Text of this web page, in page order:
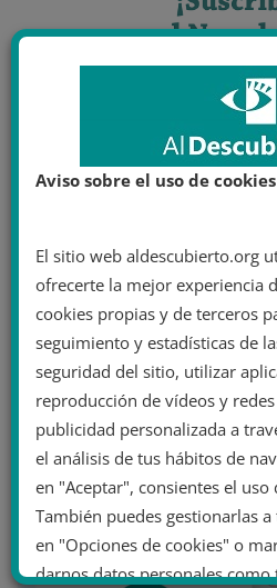
Aviso sobre el uso de cookies
El sitio web aldescubierto.org
ofrecerte la mejor experiencia
cookies propias y de terceros
seguimiento y estadísticas de
seguridad del sitio, utilizar
reproducción de vídeos y
publicidad personalizada a
el análisis de tus hábitos de
en "Aceptar", consientes el uso
También puedes gestionarlas
en "Opciones de cookies" o
darnos datos personales como